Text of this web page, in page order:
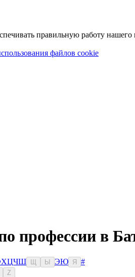
правильную работу нашего
файлов cookie
профессии в
ХЦЧШ Ы ЭЮ Я
#
Z